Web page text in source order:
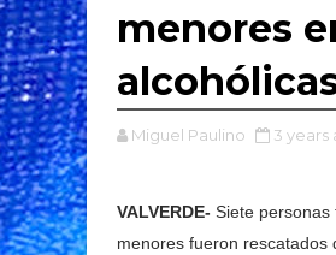
menores
Miguel Paulino 3 years
VALVERDE- Siete personas
menores fueron rescatados